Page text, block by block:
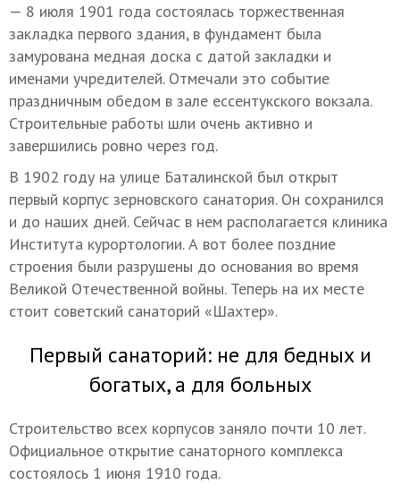
— 8 июля 1901 года состоялась торжественная
закладка первого здания, в фундамент была
замурована медная доска с датой закладки и
именами учредителей. Отмечали это событие
праздничным обедом в зале ессентукского вокзала.
Строительные работы шли очень активно и
завершились ровно через год.
В 1902 году на улице Баталинской был открыт
первый корпус зерновского санатория. Он сохранился
и до наших дней. Сейчас в нем располагается клиника
Института курортологии. А вот более поздние
строения были разрушены до основания во время
Великой Отечественной войны. Теперь на их месте
стоит советский санаторий «Шахтер».
Первый санаторий: не для бедных и
богатых, а для больных
Строительство всех корпусов заняло почти 10 лет.
Официальное открытие санаторного комплекса
состоялось 1 июня 1910 года.